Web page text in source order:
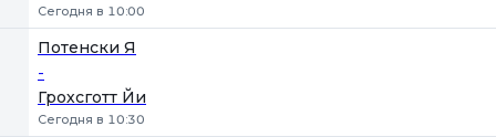
Сегодня в 10:00
Потенски Я
-
Грохсготт Йи
Сегодня в 10:30